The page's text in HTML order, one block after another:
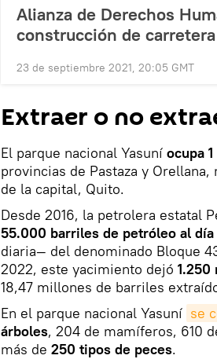
Alianza de Derechos
construcción de
23 de septiembre 2021, 20:05 GMT
Extraer o no
El parque nacional Yasuní ocupa
provincias de Pastaza y
de la capital, Quito.
Desde 2016, la petrolera estatal
55.000 barriles de petróleo al día
diaria— del denominado Bloque
2022, este yacimiento dejó
18,47 millones de barriles
En el parque nacional Yasuní se
árboles, 204 de mamíferos, 610
más de 250 tipos de peces.